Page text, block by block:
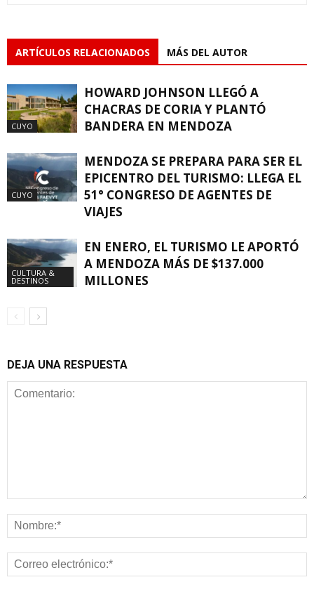
ARTÍCULOS RELACIONADOS MÁS DEL AUTOR
CUYO
HOWARD JOHNSON LLEGÓ A
CHACRAS DE CORIA Y PLANTÓ
BANDERA EN MENDOZA
CUYO
MENDOZA SE PREPARA PARA SER EL
EPICENTRO DEL TURISMO: LLEGA EL
51° CONGRESO DE AGENTES DE
VIAJES
CULTURA &
DESTINOS
EN ENERO, EL TURISMO LE APORTÓ
A MENDOZA MÁS DE $137.000
MILLONES
DEJA UNA RESPUESTA